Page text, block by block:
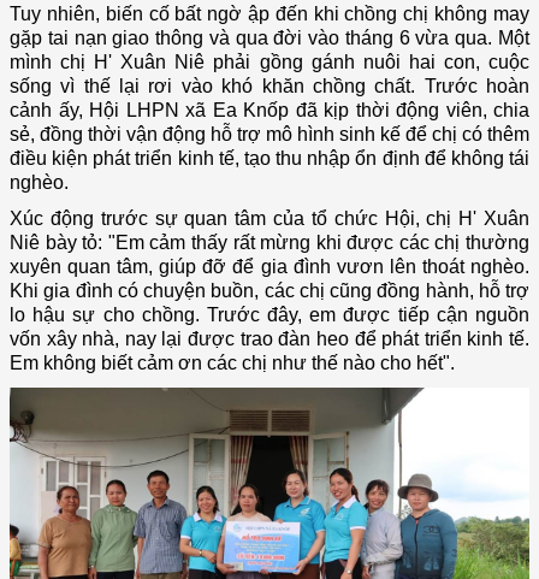
Tuy nhiên, biến cố bất ngờ ập đến khi chồng chị không may
gặp tai nạn giao thông và qua đời vào tháng 6 vừa qua. Một
mình chị H' Xuân Niê phải gồng gánh nuôi hai con, cuộc
sống vì thế lại rơi vào khó khăn chồng chất. Trước hoàn
cảnh ấy, Hội LHPN xã Ea Knốp đã kịp thời động viên, chia
sẻ, đồng thời vận động hỗ trợ mô hình sinh kế để chị có thêm
điều kiện phát triển kinh tế, tạo thu nhập ổn định để không tái
nghèo.
Xúc động trước sự quan tâm của tổ chức Hội, chị H' Xuân
Niê bày tỏ: "Em cảm thấy rất mừng khi được các chị thường
xuyên quan tâm, giúp đỡ để gia đình vươn lên thoát nghèo.
Khi gia đình có chuyện buồn, các chị cũng đồng hành, hỗ trợ
lo hậu sự cho chồng. Trước đây, em được tiếp cận nguồn
vốn xây nhà, nay lại được trao đàn heo để phát triển kinh tế.
Em không biết cảm ơn các chị như thế nào cho hết".